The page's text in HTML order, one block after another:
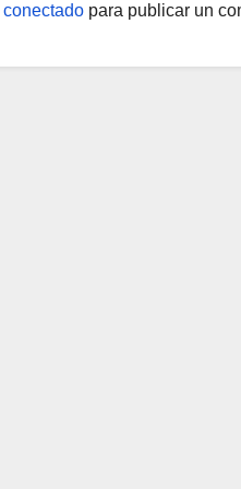
conectado para publicar un